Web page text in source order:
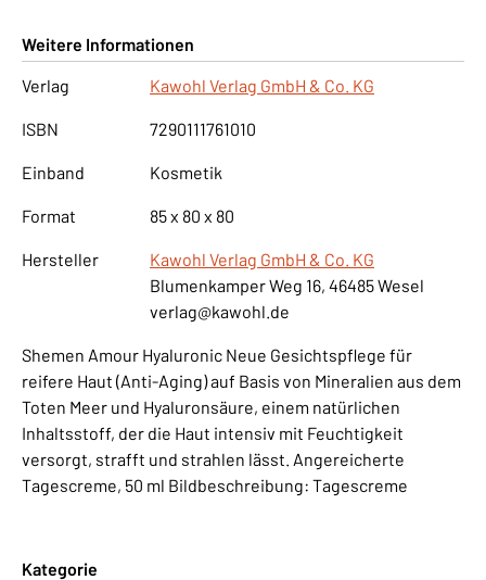
Weitere Informationen
Verlag
Kawohl Verlag GmbH & Co. KG
ISBN 7290111761010
Einband Kosmetik
Format 85 x 80 x 80
Hersteller
Kawohl Verlag GmbH & Co. KG
Blumenkamper Weg 16, 46485 Wesel
verlag@kawohl.de
Shemen Amour Hyaluronic Neue Gesichtspflege für
reifere Haut (Anti-Aging) auf Basis von Mineralien aus dem
Toten Meer und Hyaluronsäure, einem natürlichen
Inhaltsstoff, der die Haut intensiv mit Feuchtigkeit
versorgt, strafft und strahlen lässt. Angereicherte
Tagescreme, 50 ml Bildbeschreibung: Tagescreme
Kategorie